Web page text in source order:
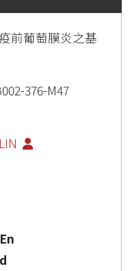
前葡萄膜炎之基
376-M47
En
d